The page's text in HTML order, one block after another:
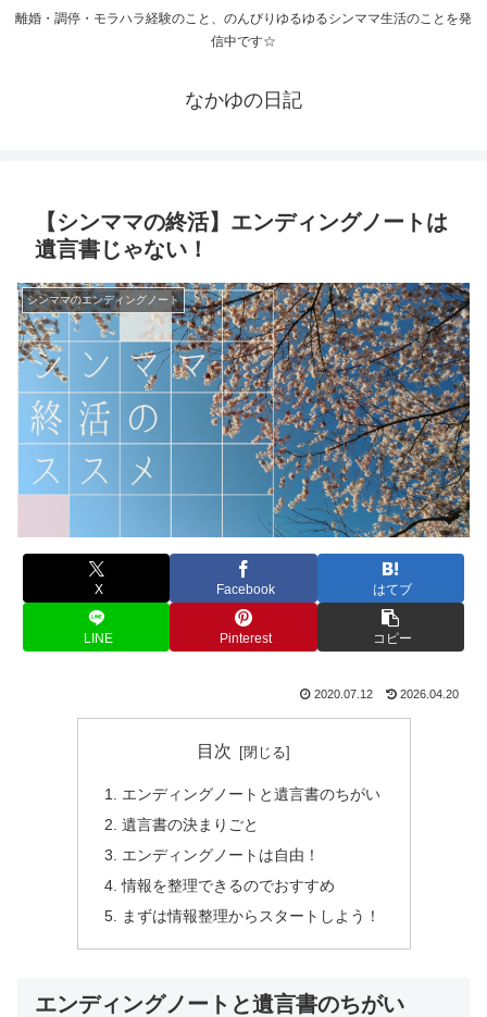
離婚・調停・モラハラ経験のこと、のんびりゆるゆるシンママ生活のことを発
信中です☆
なかゆの日記
【シンママの終活】エンディングノートは
遺言書じゃない！
シンママのエンディングノート
X Facebook はてブ
LINE Pinterest コピー
2020.07.12 2026.04.20
目次
エンディングノートと遺言書のちがい
遺言書の決まりごと
エンディングノートは自由！
情報を整理できるのでおすすめ
まずは情報整理からスタートしよう！
エンディングノートと遺言書のちがい